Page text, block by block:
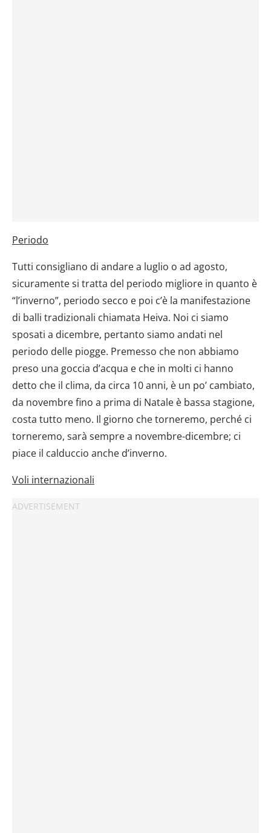
Periodo
Tutti consigliano di andare a luglio o ad agosto,
sicuramente si tratta del periodo migliore in quanto è
“l’inverno”, periodo secco e poi c’è la manifestazione
di balli tradizionali chiamata Heiva. Noi ci siamo
sposati a dicembre, pertanto siamo andati nel
periodo delle piogge. Premesso che non abbiamo
preso una goccia d’acqua e che in molti ci hanno
detto che il clima, da circa 10 anni, è un po’ cambiato,
da novembre fino a prima di Natale è bassa stagione,
costa tutto meno. Il giorno che torneremo, perché ci
torneremo, sarà sempre a novembre-dicembre; ci
piace il calduccio anche d’inverno.
Voli internazionali